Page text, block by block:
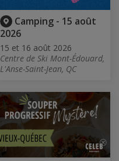
Camping - 15 août
2026
15 et 16 août 2026
Centre de Ski Mont-Édouard,
L'Anse-Saint-Jean, QC